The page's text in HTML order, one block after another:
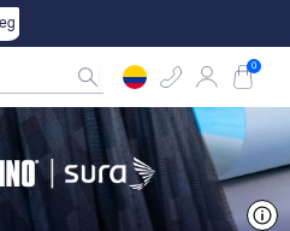
Rastrea tu pedido aquí
0